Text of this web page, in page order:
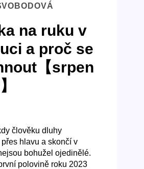
na ruku v
a proč se
【srpen
člověku dluhy
hlavu a skončí v
bohužel ojedinělé.
polovině roku 2023